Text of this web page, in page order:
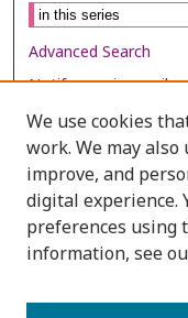
Advanced Search
Notify me via email
Browse
Collections
Disciplines
Authors
We use cookies
work. We may
improve, and
digital experience.
preferences using
information, see